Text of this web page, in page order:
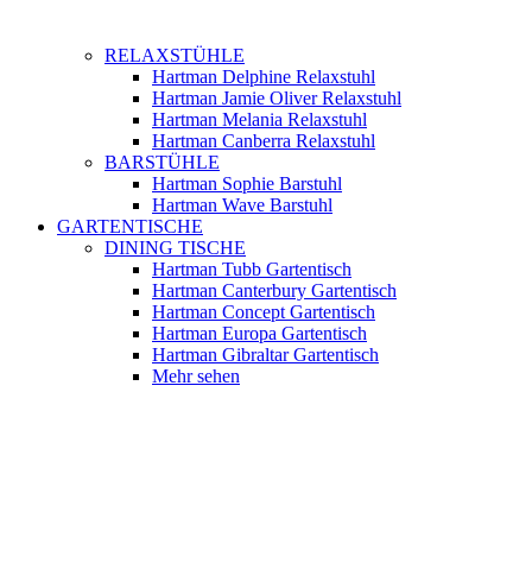
RELAXSTÜHLE
Hartman Delphine Relaxstuhl
Hartman Jamie Oliver Relaxstuhl
Hartman Melania Relaxstuhl
Hartman Canberra Relaxstuhl
BARSTÜHLE
Hartman Sophie Barstuhl
Hartman Wave Barstuhl
GARTENTISCHE
DINING TISCHE
Hartman Tubb Gartentisch
Hartman Canterbury Gartentisch
Hartman Concept Gartentisch
Hartman Europa Gartentisch
Hartman Gibraltar Gartentisch
Mehr sehen